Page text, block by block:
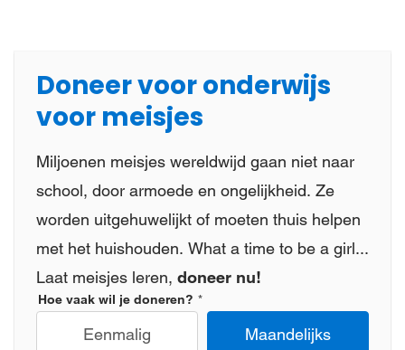
Doneer voor onderwijs
voor meisjes
Miljoenen meisjes wereldwijd gaan niet naar
school, door armoede en ongelijkheid. Ze
worden uitgehuwelijkt of moeten thuis helpen
met het huishouden. What a time to be a girl...
Laat meisjes leren, doneer nu!
Hoe vaak wil je doneren?
Eenmalig Maandelijks